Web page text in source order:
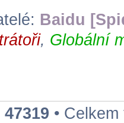
Baidu
, Globální
47319 •